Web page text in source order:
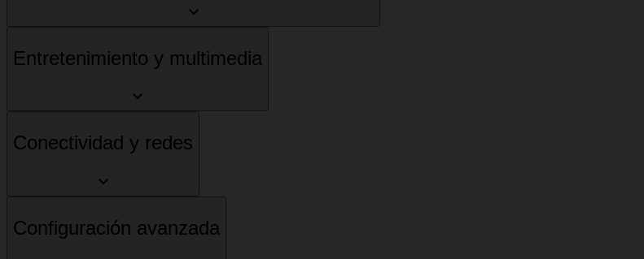
Entretenimiento y multimedia
Conectividad y redes
Configuración avanzada